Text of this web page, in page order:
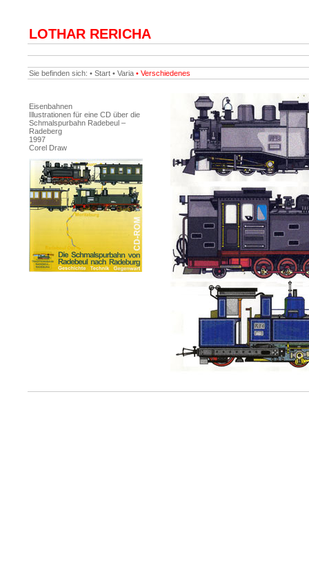
LOTHAR RERICHA
Sie befinden sich: • Start • Varia • Verschiedenes
Eisenbahnen
Illustrationen für eine CD über die
Schmalspurbahn Radebeul –
Radeberg
1997
Corel Draw